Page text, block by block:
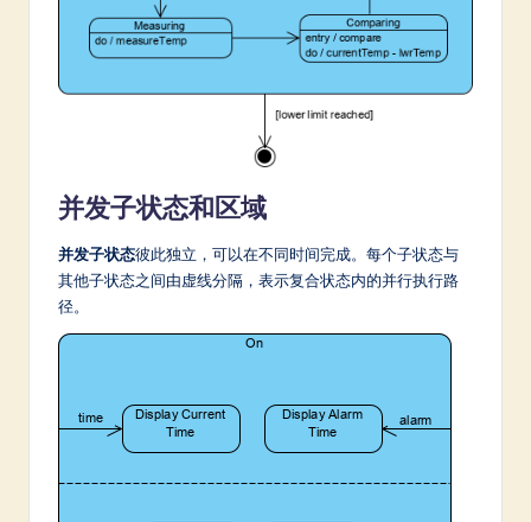
并发子状态和区域
并发子状态彼此独立，可以在不同时间完成。每个子状态与
其他子状态之间由虚线分隔，表示复合状态内的并行执行路
径。